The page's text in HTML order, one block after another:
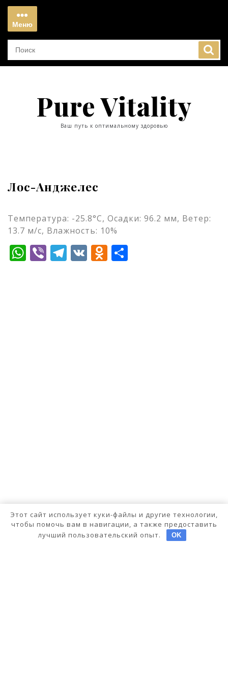
Перейти
содержимому
Меню
Меню
Pure Vitality
Ваш путь к оптимальному здоровью
Лос-Анджелес
Температура: -25.8°C, Осадки: 96.2 мм, Ветер:
13.7 м/с, Влажность: 10%
WhatsApp
ViberTelegram
VKOdnoklassniki
Этот сайт использует куки-файлы и другие технологии,
чтобы помочь вам в навигации, а также предоставить
лучший пользовательский опыт.
OK